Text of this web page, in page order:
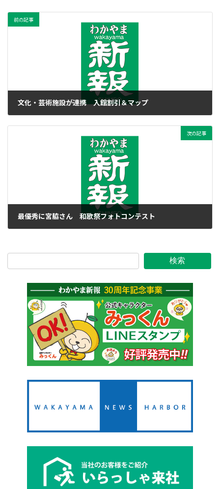
前の記事
文化・芸術施設が連携 入館割引＆マップ
次の記事
最優秀に宮脇さん 和歌祭フォトコンテスト
検索